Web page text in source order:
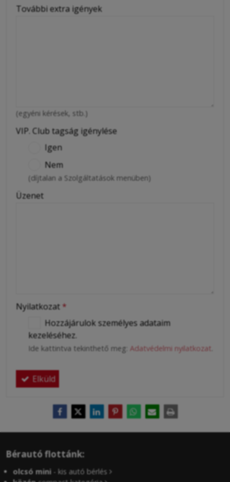
További extra igények
(egyéni kérések, stb.)
VIP. Club tagság igénylése
Igen
Nem
(díjtalan a Szolgáltatások menüben)
Üzenet
Nyilatkozat *
Hozzájárulok személyes adataim
kezeléséhez.
Ide kattintva tekinthető meg: Adatvédelmi nyilatkozat
Elküld
Bérautó flottánk:
olcsó mini - kis autó bérlés